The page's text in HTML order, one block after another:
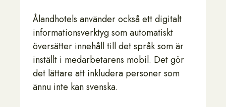
Ålandhotels använder också ett digitalt
informationsverktyg som automatiskt
översätter innehåll till det språk som är
inställt i medarbetarens mobil. Det gör
det lättare att inkludera personer som
ännu inte kan svenska.